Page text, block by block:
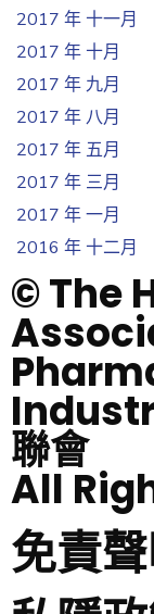
2017 年 十一月
2017 年 十月
2017 年 九月
2017 年 八月
2017 年 五月
2017 年 三月
2017 年 一月
2016 年 十二月
© The
聯會
All
免責